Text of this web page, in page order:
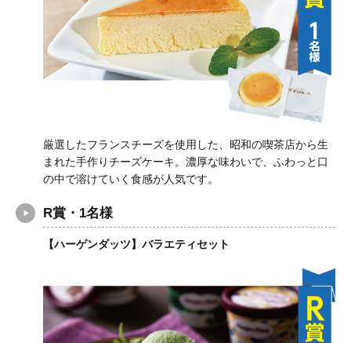
厳選したフランスチーズを使用した、昭和の喫茶店から生
まれた手作りチーズケーキ。濃厚な味わいで、ふわっと口
の中で溶けていく食感が人気です。
R賞・1名様
【ハーゲンダッツ】バラエティセット